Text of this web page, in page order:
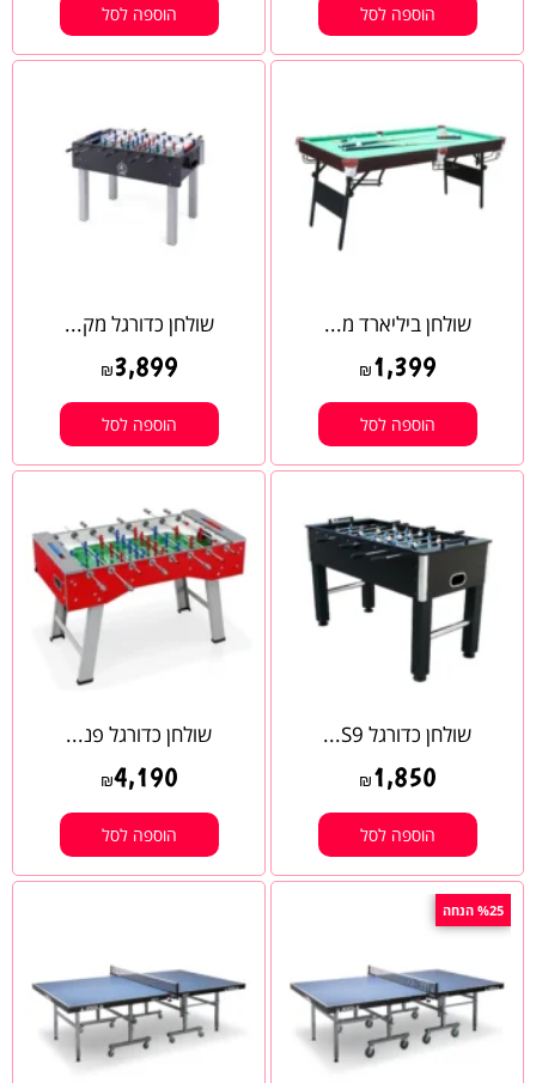
הוספה לסל הוספה לסל
שולחן ביליארד מ...
₪ 1,399
הוספה לסל
שולחן כדורגל מק...
₪3,899
הוספה לסל
שולחן כדורגל S9...
₪ 1,850
הוספה לסל
שולחן כדורגל פנ...
₪4,190
הוספה לסל
%25 הנחה